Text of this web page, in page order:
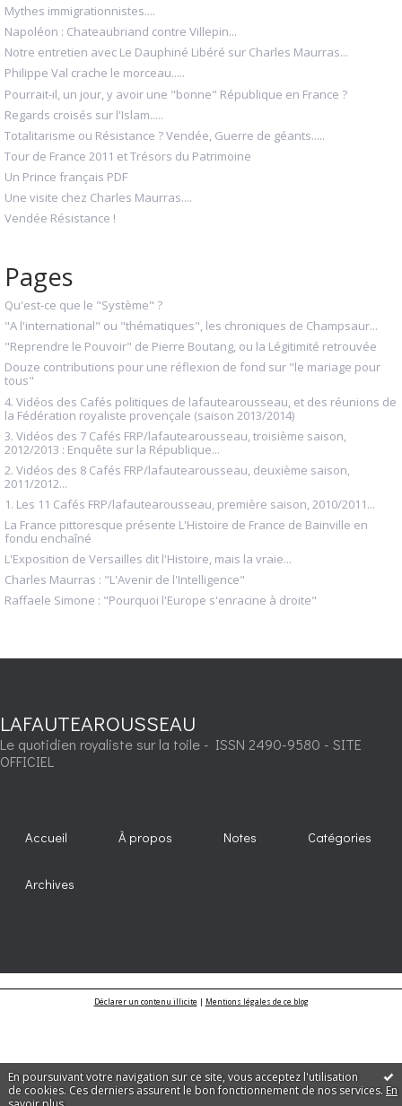
En poursuivant votre navigation sur ce site, vous acceptez l'utilisation
de cookies. Ces derniers assurent le bon fonctionnement de nos services. En
Mythes immigrationnistes....
Napoléon : Chateaubriand contre Villepin...
Notre entretien avec Le Dauphiné Libéré sur Charles Maurras...
Philippe Val crache le morceau.....
Pourrait-il, un jour, y avoir une "bonne" République en France ?
Regards croisés sur l'Islam.....
Totalitarisme ou Résistance ? Vendée, Guerre de géants.....
Tour de France 2011 et Trésors du Patrimoine
Un Prince français PDF
Une visite chez Charles Maurras....
Vendée Résistance !
Pages
Qu'est-ce que le "Système" ?
"A l'international" ou "thématiques", les chroniques de Champsaur...
"Reprendre le Pouvoir" de Pierre Boutang, ou la Légitimité retrouvée
Douze contributions pour une réflexion de fond sur "le mariage pour
tous"
4. Vidéos des Cafés politiques de lafautearousseau, et des réunions de
la Fédération royaliste provençale (saison 2013/2014)
3. Vidéos des 7 Cafés FRP/lafautearousseau, troisième saison,
2012/2013 : Enquête sur la République...
2. Vidéos des 8 Cafés FRP/lafautearousseau, deuxième saison,
2011/2012...
1. Les 11 Cafés FRP/lafautearousseau, première saison, 2010/2011...
La France pittoresque présente L'Histoire de France de Bainville en
fondu enchaîné
L'Exposition de Versailles dit l'Histoire, mais la vraie...
Charles Maurras : "L'Avenir de l'Intelligence"
Raffaele Simone : "Pourquoi l'Europe s'enracine à droite"
LAFAUTEAROUSSEAU
Le quotidien royaliste sur la toile - ISSN 2490-9580 - SITE
OFFICIEL
Accueil À propos Notes Catégories
Archives
Déclarer un contenu illicite| Mentions légales de ce blog